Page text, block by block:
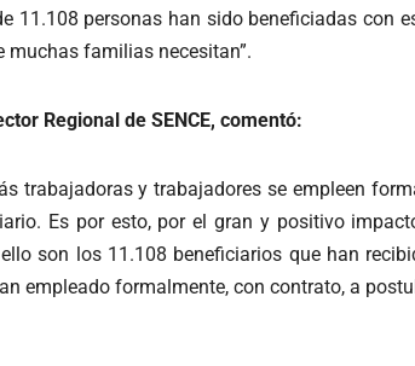
11.108 personas han sido beneficiadas con
familias necesitan”.
Regional de SENCE, comentó:
trabajadoras y trabajadores se empleen
Es por esto, por el gran y positivo
son los 11.108 beneficiarios que han
empleado formalmente, con contrato, a